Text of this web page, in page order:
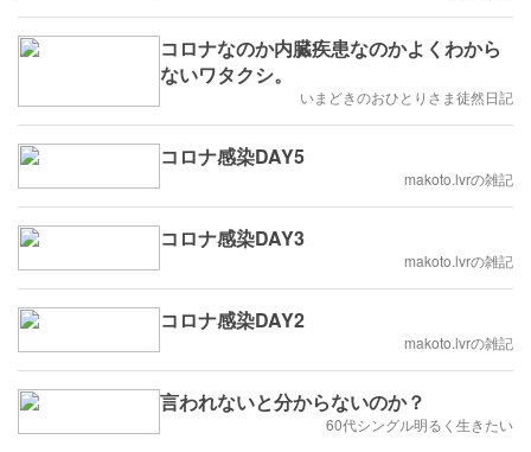
コロナなのか内臓疾患なのかよくわから
ないワタクシ。
いまどきのおひとりさま徒然日記
コロナ感染DAY5
makoto.lvrの雑記
コロナ感染DAY3
makoto.lvrの雑記
コロナ感染DAY2
makoto.lvrの雑記
言われないと分からないのか？
60代シングル明るく生きたい